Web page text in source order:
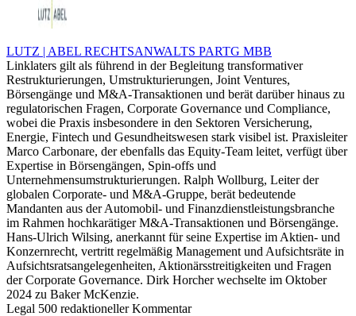
LUTZ | ABEL RECHTSANWALTS PARTG MBB
Linklaters gilt als führend in der Begleitung transformativer
Restrukturierungen, Umstrukturierungen, Joint Ventures,
Börsengänge und M&A-Transaktionen und berät darüber hinaus zu
regulatorischen Fragen, Corporate Governance und Compliance,
wobei die Praxis insbesondere in den Sektoren Versicherung,
Energie, Fintech und Gesundheitswesen stark visibel ist. Praxisleiter
Marco Carbonare, der ebenfalls das Equity-Team leitet, verfügt über
Expertise in Börsengängen, Spin-offs und
Unternehmensumstrukturierungen. Ralph Wollburg, Leiter der
globalen Corporate- und M&A-Gruppe, berät bedeutende
Mandanten aus der Automobil- und Finanzdienstleistungsbranche
im Rahmen hochkarätiger M&A-Transaktionen und Börsengänge.
Hans-Ulrich Wilsing, anerkannt für seine Expertise im Aktien- und
Konzernrecht, vertritt regelmäßig Management und Aufsichtsräte in
Aufsichtsratsangelegenheiten, Aktionärsstreitigkeiten und Fragen
der Corporate Governance. Dirk Horcher wechselte im Oktober
2024 zu Baker McKenzie.
Legal 500 redaktioneller Kommentar